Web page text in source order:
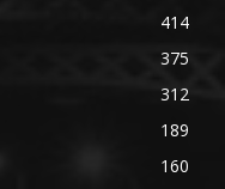
414
375
312
189
160